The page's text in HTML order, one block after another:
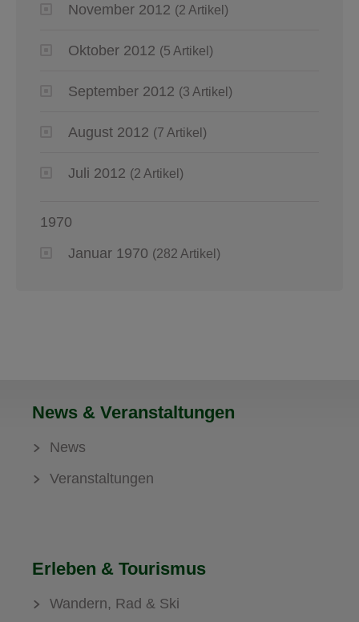
November 2012 (2 Artikel)
Oktober 2012 (5 Artikel)
September 2012 (3 Artikel)
August 2012 (7 Artikel)
Juli 2012 (2 Artikel)
1970
Januar 1970 (282 Artikel)
News & Veranstaltungen
News
Veranstaltungen
Erleben & Tourismus
Wandern, Rad & Ski